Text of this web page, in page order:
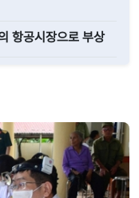
항공시장으로 부상